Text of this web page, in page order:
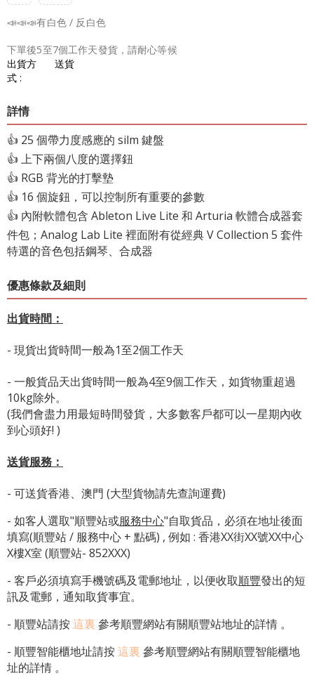
📣📣📣有白色 / 反白色
下單後5至7個工作天發貨，請耐心等候
出貨方
式 :
送貨
詳情
👍 25 個帶力度感應的 silm 鍵盤
👍 上下兩個八度的選擇鈕
👍 RGB 背光的打擊墊
👍 16 個旋鈕，可以控制所有重要的參數
👍 內附軟體包含 Ableton Live Lite 和 Arturia 軟體合成器套
件包；Analog Lab Lite 裡面附有從經典 V Collection 5 套件
特選的音色包括鋼琴、合成器
優惠條款及細則
出貨時間：
- 現貨出貨時間一般為1至2個工作天
- 一般貨品天出貨時間一般為4至9個工作天，如貨物重超過
10kg除外。
(我們會盡力用最短時間發貨，大多數客戶都可以一星期內收
到心頭好! )
送貨服務：
- 可送貨香港、澳門 (大型貨物請先查詢運費)
- 如客人選取"順豐站或服務中心"自取貨品，必須在地址後面
填寫(順豐站 / 服務中心 + 點碼) , 例如 : 香港XX街XX號XX中心
X樓X室 (順豐站- 852XXX)
- 客戶必須填寫手機號碼及電郵地址，以便收取順豐發出的短
訊及電郵，通知取貨事宜。
- 順豐站請按這裏 參考順豐網站有關順豐站地址的詳情 。
- 順豐智能櫃地址請按這裏 參考順豐網站有關順豐智能櫃地
址的詳情 。